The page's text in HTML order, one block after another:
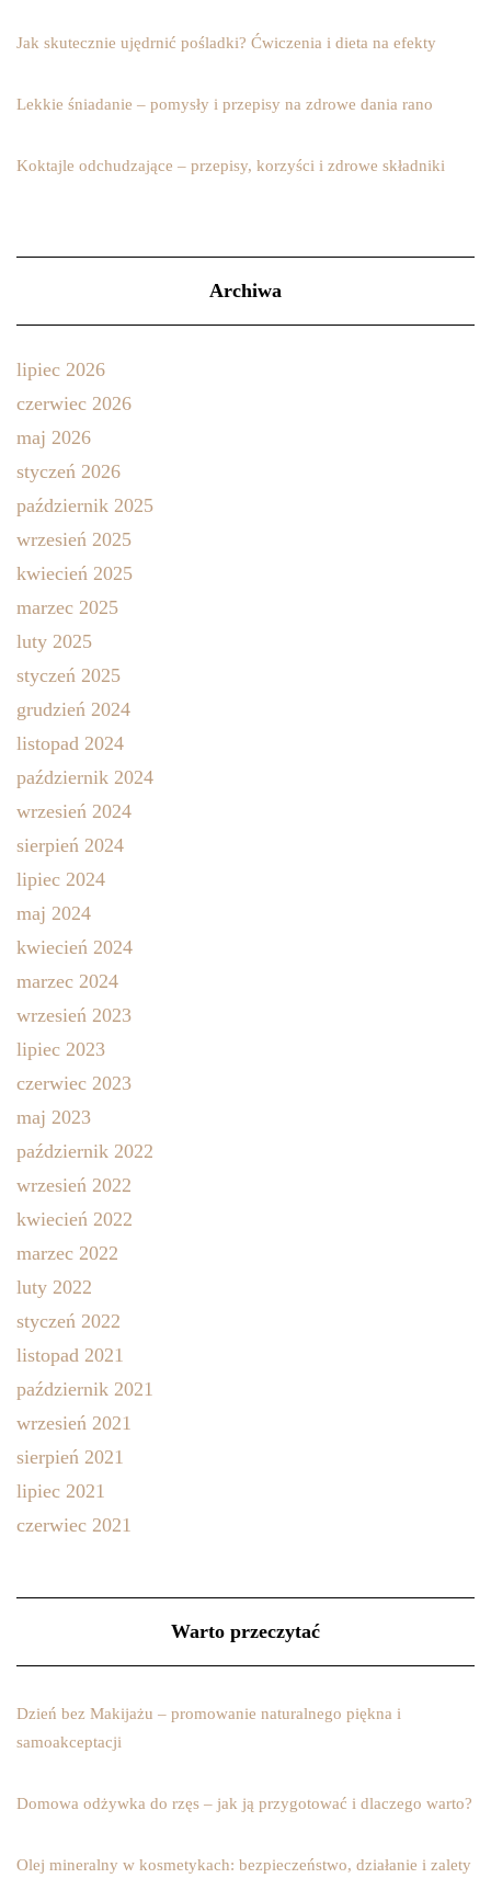
Jak skutecznie ujędrnić pośladki? Ćwiczenia i dieta na efekty
Lekkie śniadanie – pomysły i przepisy na zdrowe dania rano
Koktajle odchudzające – przepisy, korzyści i zdrowe składniki
Archiwa
lipiec 2026
czerwiec 2026
maj 2026
styczeń 2026
październik 2025
wrzesień 2025
kwiecień 2025
marzec 2025
luty 2025
styczeń 2025
grudzień 2024
listopad 2024
październik 2024
wrzesień 2024
sierpień 2024
lipiec 2024
maj 2024
kwiecień 2024
marzec 2024
wrzesień 2023
lipiec 2023
czerwiec 2023
maj 2023
październik 2022
wrzesień 2022
kwiecień 2022
marzec 2022
luty 2022
styczeń 2022
listopad 2021
październik 2021
wrzesień 2021
sierpień 2021
lipiec 2021
czerwiec 2021
Warto przeczytać
Dzień bez Makijażu – promowanie naturalnego piękna i
samoakceptacji
Domowa odżywka do rzęs – jak ją przygotować i dlaczego warto?
Olej mineralny w kosmetykach: bezpieczeństwo, działanie i zalety